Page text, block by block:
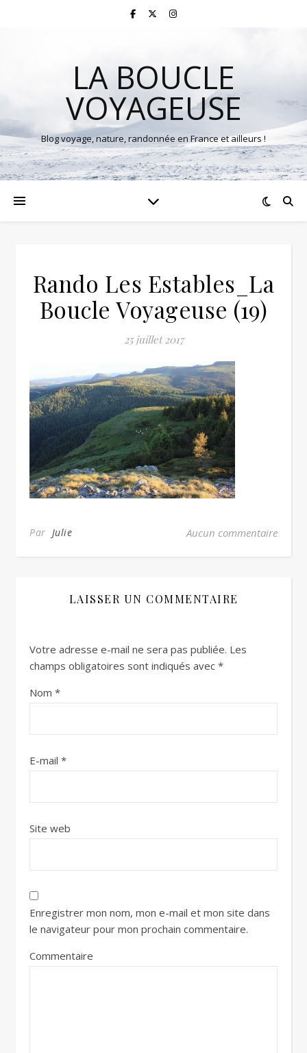
LA BOUCLE
VOYAGEUSE
Blog voyage, nature, randonnée en France et ailleurs !
Rando Les Estables_La
Boucle Voyageuse (19)
25 juillet 2017
Par Julie Aucun commentaire
LAISSER UN COMMENTAIRE
Votre adresse e-mail ne sera pas publiée. Les
champs obligatoires sont indiqués avec *
Nom *
E-mail *
Site web
Enregistrer mon nom, mon e-mail et mon site dans
le navigateur pour mon prochain commentaire.
Commentaire